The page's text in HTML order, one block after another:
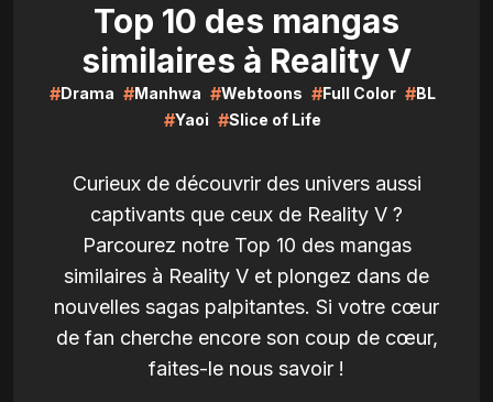
Top 10 des mangas
similaires à Reality V
#Drama #Manhwa #Webtoons #Full Color #BL
#Yaoi #Slice of Life
Curieux de découvrir des univers aussi
captivants que ceux de Reality V ?
Parcourez notre Top 10 des mangas
similaires à Reality V et plongez dans de
nouvelles sagas palpitantes. Si votre cœur
de fan cherche encore son coup de cœur,
faites-le nous savoir !